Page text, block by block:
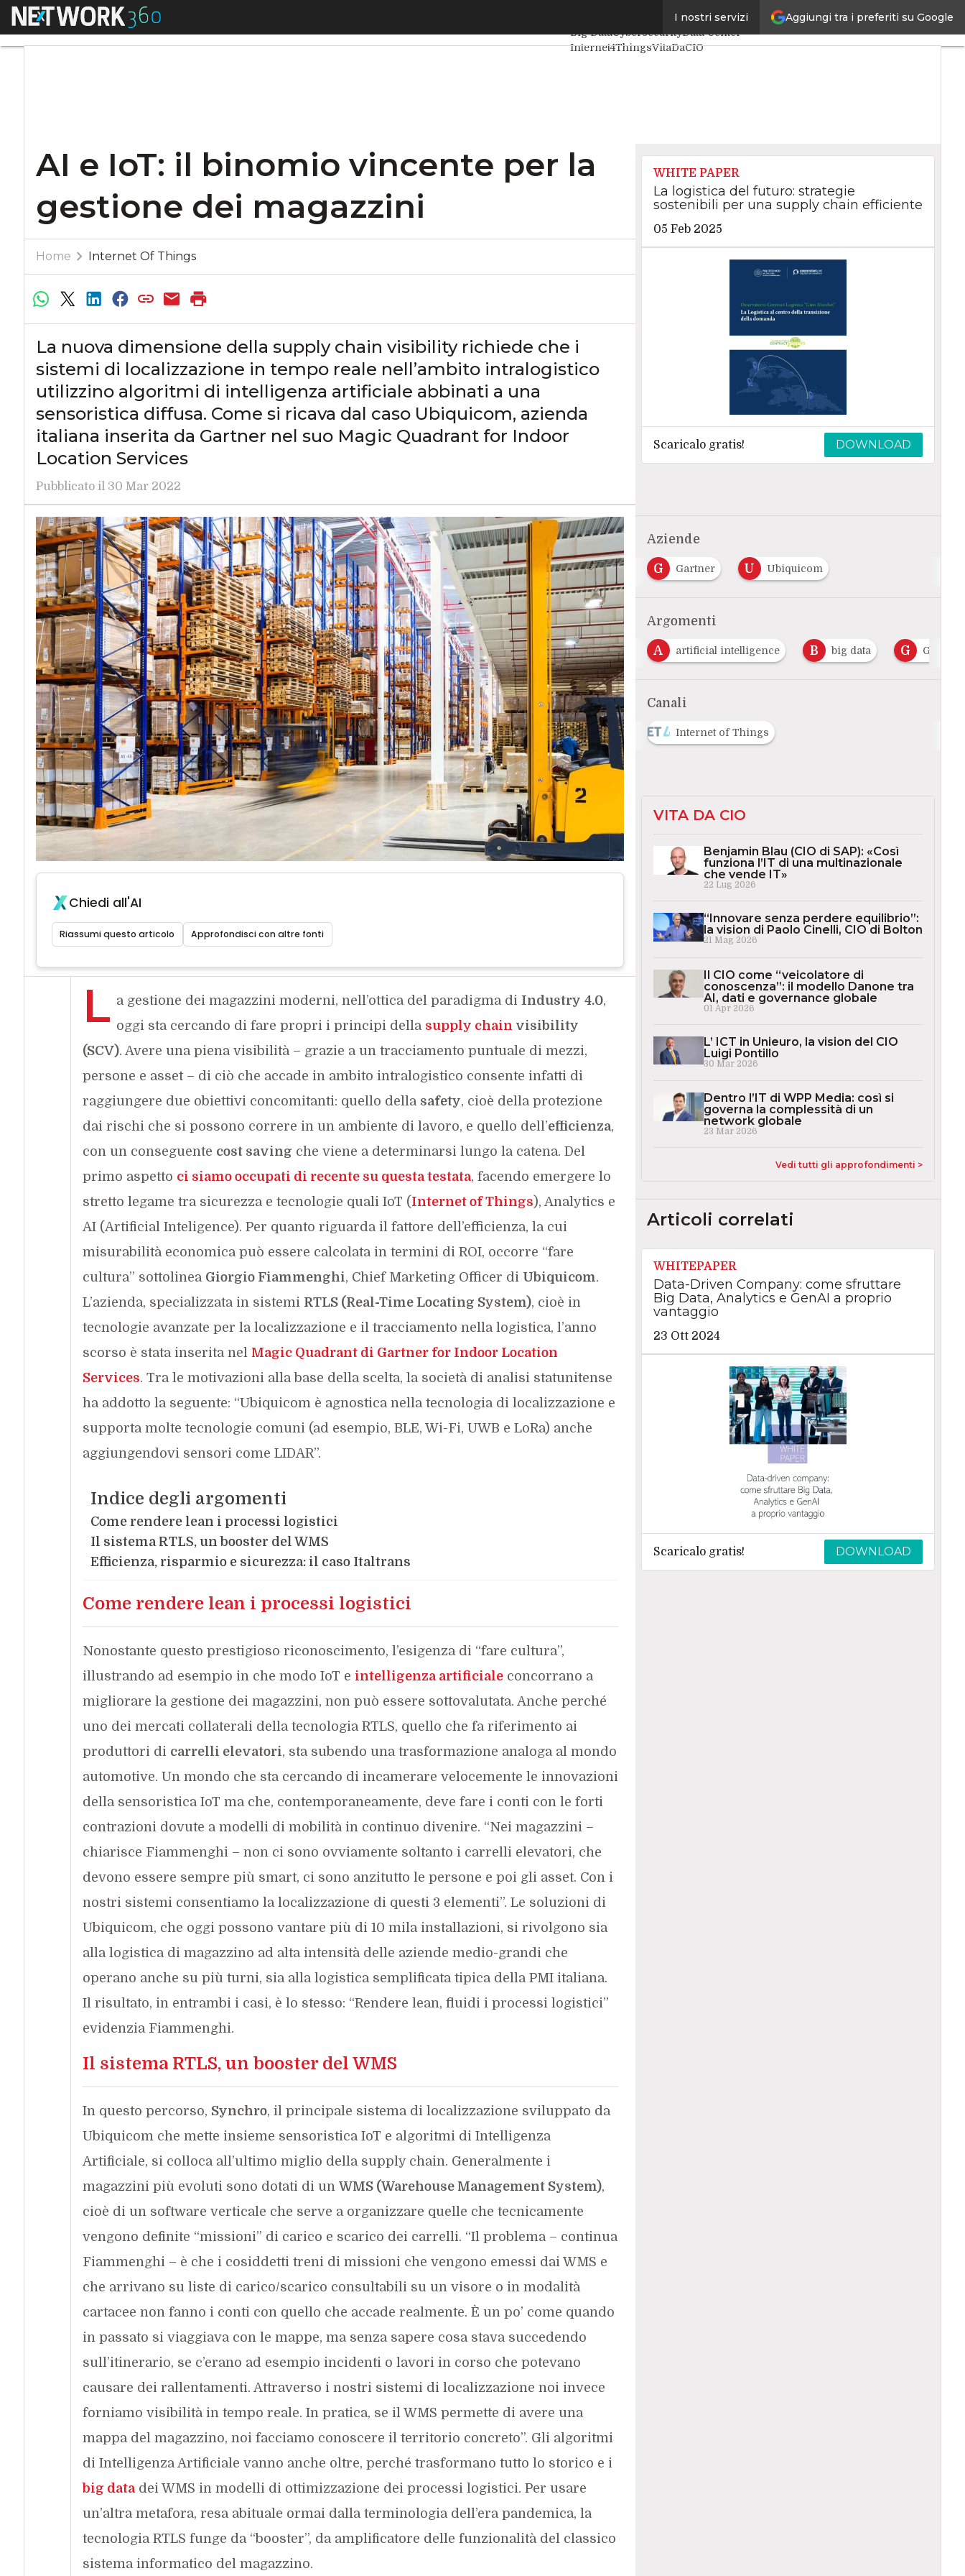
Aggiungi tra i preferiti su Google
I nostri servizi
Menu
Intelligenza Artificiale
Big DataCybersecurityData Center
Internet4ThingsVitaDaCIO
AI e IoT: il binomio vincente per la
gestione dei magazzini
Home Internet Of Things
La nuova dimensione della supply chain visibility richiede che i
sistemi di localizzazione in tempo reale nell’ambito intralogistico
utilizzino algoritmi di intelligenza artificiale abbinati a una
sensoristica diffusa. Come si ricava dal caso Ubiquicom, azienda
italiana inserita da Gartner nel suo Magic Quadrant for Indoor
Location Services
Pubblicato il 30 Mar 2022
Chiedi all'AI
Riassumi questo articolo Approfondisci con altre fonti
L a gestione dei magazzini moderni, nell’ottica del paradigma di Industry 4.0,
oggi sta cercando di fare propri i principi della supply chain visibility
(SCV). Avere una piena visibilità – grazie a un tracciamento puntuale di mezzi,
persone e asset – di ciò che accade in ambito intralogistico consente infatti di
raggiungere due obiettivi concomitanti: quello della safety, cioè della protezione
dai rischi che si possono correre in un ambiente di lavoro, e quello dell’efficienza,
con un conseguente cost saving che viene a determinarsi lungo la catena. Del
primo aspetto ci siamo occupati di recente su questa testata, facendo emergere lo
stretto legame tra sicurezza e tecnologie quali IoT (Internet of Things), Analytics e
AI (Artificial Inteligence). Per quanto riguarda il fattore dell’efficienza, la cui
misurabilità economica può essere calcolata in termini di ROI, occorre “fare
cultura” sottolinea Giorgio Fiammenghi, Chief Marketing Officer di Ubiquicom.
L’azienda, specializzata in sistemi RTLS (Real-Time Locating System), cioè in
tecnologie avanzate per la localizzazione e il tracciamento nella logistica, l’anno
scorso è stata inserita nel Magic Quadrant di Gartner for Indoor Location
Services. Tra le motivazioni alla base della scelta, la società di analisi statunitense
ha addotto la seguente: “Ubiquicom è agnostica nella tecnologia di localizzazione e
supporta molte tecnologie comuni (ad esempio, BLE, Wi-Fi, UWB e LoRa) anche
aggiungendovi sensori come LIDAR”.
Indice degli argomenti
Come rendere lean i processi logistici
Il sistema RTLS, un booster del WMS
Efficienza, risparmio e sicurezza: il caso Italtrans
Come rendere lean i processi logistici
Nonostante questo prestigioso riconoscimento, l’esigenza di “fare cultura”,
illustrando ad esempio in che modo IoT e intelligenza artificialeconcorrano a
migliorare la gestione dei magazzini, non può essere sottovalutata. Anche perché
uno dei mercati collaterali della tecnologia RTLS, quello che fa riferimento ai
produttori di carrelli elevatori, sta subendo una trasformazione analoga al mondo
automotive. Un mondo che sta cercando di incamerare velocemente le innovazioni
della sensoristica IoT ma che, contemporaneamente, deve fare i conti con le forti
contrazioni dovute a modelli di mobilità in continuo divenire. “Nei magazzini –
chiarisce Fiammenghi – non ci sono ovviamente soltanto i carrelli elevatori, che
devono essere sempre più smart, ci sono anzitutto le persone e poi gli asset. Con i
nostri sistemi consentiamo la localizzazione di questi 3 elementi”. Le soluzioni di
Ubiquicom, che oggi possono vantare più di 10 mila installazioni, si rivolgono sia
alla logistica di magazzino ad alta intensità delle aziende medio-grandi che
operano anche su più turni, sia alla logistica semplificata tipica della PMI italiana.
Il risultato, in entrambi i casi, è lo stesso: “Rendere lean, fluidi i processi logistici”
evidenzia Fiammenghi.
Il sistema RTLS, un booster del WMS
In questo percorso, Synchro, il principale sistema di localizzazione sviluppato da
Ubiquicom che mette insieme sensoristica IoT e algoritmi di Intelligenza
Artificiale, si colloca all’ultimo miglio della supply chain. Generalmente i
magazzini più evoluti sono dotati di un WMS (Warehouse Management System),
cioè di un software verticale che serve a organizzare quelle che tecnicamente
vengono definite “missioni” di carico e scarico dei carrelli. “Il problema – continua
Fiammenghi – è che i cosiddetti treni di missioni che vengono emessi dai WMS e
che arrivano su liste di carico/scarico consultabili su un visore o in modalità
cartacee non fanno i conti con quello che accade realmente. È un po’ come quando
in passato si viaggiava con le mappe, ma senza sapere cosa stava succedendo
sull’itinerario, se c’erano ad esempio incidenti o lavori in corso che potevano
causare dei rallentamenti. Attraverso i nostri sistemi di localizzazione noi invece
forniamo visibilità in tempo reale. In pratica, se il WMS permette di avere una
mappa del magazzino, noi facciamo conoscere il territorio concreto”. Gli algoritmi
di Intelligenza Artificiale vanno anche oltre, perché trasformano tutto lo storico e i
big datadei WMS in modelli di ottimizzazione dei processi logistici. Per usare
un’altra metafora, resa abituale ormai dalla terminologia dell’era pandemica, la
tecnologia RTLS funge da “booster”, da amplificatore delle funzionalità del classico
sistema informatico del magazzino.
WHITE PAPER
La logistica del futuro: strategie
sostenibili per una supply chain efficiente
05 Feb 2025
Scaricalo gratis! DOWNLOAD
Aziende
G Gartner U Ubiquicom
Argomenti
A Analytics A artificial intelligence B big data G
Canali
Internet of Things
VITA DA CIO
Benjamin Blau (CIO di SAP): «Così
funziona l’IT di una multinazionale
che vende IT»
22 Lug 2026
“Innovare senza perdere equilibrio”:
la vision di Paolo Cinelli, CIO di Bolton
21 Mag 2026
Il CIO come “veicolatore di
conoscenza”: il modello Danone tra
AI, dati e governance globale
01 Apr 2026
L’ ICT in Unieuro, la vision del CIO
Luigi Pontillo
30 Mar 2026
Dentro l’IT di WPP Media: così si
governa la complessità di un
network globale
23 Mar 2026
Vedi tutti gli approfondimenti >
Articoli correlati
WHITEPAPER
Data-Driven Company: come sfruttare
Big Data, Analytics e GenAI a proprio
vantaggio
23 Ott 2024
Scaricalo gratis! DOWNLOAD